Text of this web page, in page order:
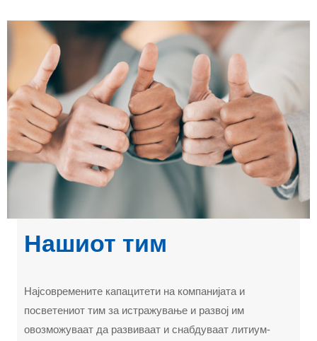
Нашиот тим
Најсовремените капацитети на компанијата и
посветениот тим за истражување и развој им
овозможуваат да развиваат и снабдуваат литиум-